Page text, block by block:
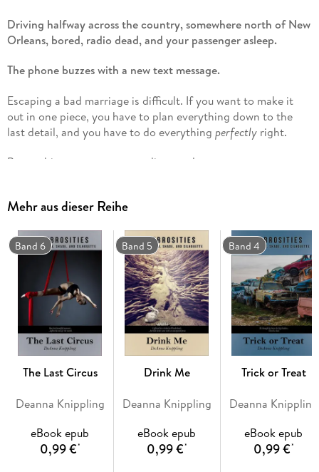
Driving halfway across the country, somewhere north of New
Orleans, bored, radio dead, and your passenger asleep.
The phone buzzes with a new text message.
Escaping a bad marriage is difficult. If you want to make it
out in one piece, you have to plan everything down to the
last detail, and you have to do everything perfectly right.
But nothing ever goes according to plan.
you?
You know you shouldn't check your phone while you're
driving.
But sometimes you do.
Check your status now with this dark tale of biological horror!
Mehr aus dieser Reihe
Band 6
The Last Circus
Deanna Knippling
eBook epub
0,99 €*
Band 5
Drink Me
Deanna Knippling
eBook epub
0,99 €*
Band 4
Trick or Treat
Deanna Knippling
eBook epub
0,99 €*